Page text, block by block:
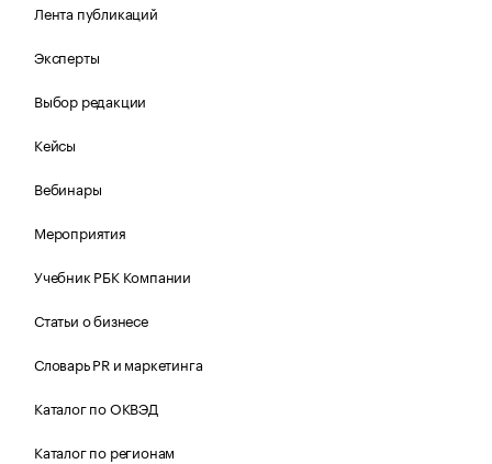
Лента публикаций
Эксперты
Выбор редакции
Кейсы
Вебинары
Мероприятия
Учебник РБК Компании
Статьи о бизнесе
Словарь PR и маркетинга
Каталог по ОКВЭД
Каталог по регионам